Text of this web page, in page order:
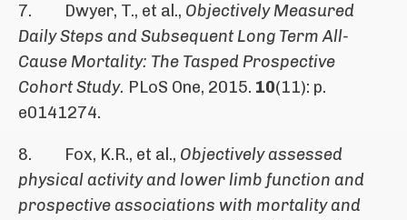
7. Dwyer, T., et al., Objectively Measured
Daily Steps and Subsequent Long Term All-
Cause Mortality: The Tasped Prospective
Cohort Study. PLoS One, 2015. 10(11): p.
e0141274.
8. Fox, K.R., et al., Objectively assessed
physical activity and lower limb function and
prospective associations with mortality and